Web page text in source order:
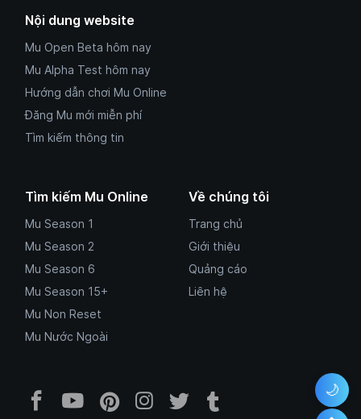
🌙
Nội dung website
Mu Open Beta hôm nay
Mu Alpha Test hôm nay
Hướng dẫn chơi Mu Online
Đăng Mu mới miễn phí
Tìm kiếm thông tin
Tìm kiếm Mu Online
Mu Season 1
Mu Season 2
Mu Season 6
Mu Season 15+
Mu Non Reset
Mu Nước Ngoài
Về chúng tôi
Trang chủ
Giới thiệu
Quảng cáo
Liên hệ
Facebook Mu Mới Ra -
YouTube Mu Mới Ra - Kênh
Pinterest Mumoira.online -
Instagram
TwitterTumblr Mu Mới